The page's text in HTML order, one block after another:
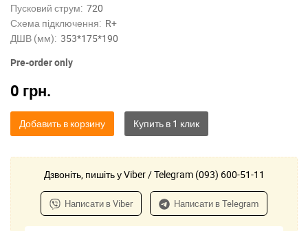
Пусковий струм: 720
Схема підключення: R+
ДШВ (мм): 353*175*190
Pre-order only
0 грн.
Добавить в корзину
Дзвоніть, пишіть у Viber / Telegram (093) 600-51-11
Написати в Viber Написати в Telegram